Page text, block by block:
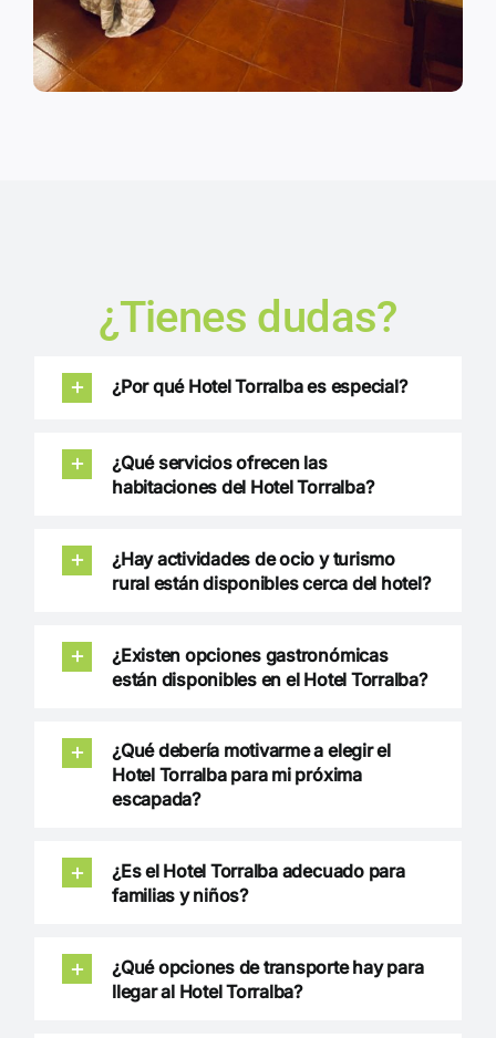
¿Tienes dudas?
¿Por qué Hotel Torralba es especial?
¿Qué servicios ofrecen las
habitaciones del Hotel Torralba?
¿Hay actividades de ocio y turismo
rural están disponibles cerca del hotel?
¿Existen opciones gastronómicas
están disponibles en el Hotel Torralba?
¿Qué debería motivarme a elegir el
Hotel Torralba para mi próxima
escapada?
¿Es el Hotel Torralba adecuado para
familias y niños?
¿Qué opciones de transporte hay para
llegar al Hotel Torralba?